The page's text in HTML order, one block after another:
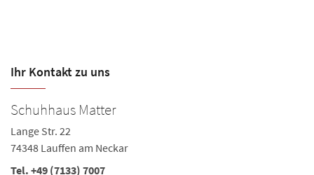
Ihr Kontakt zu uns
Schuhhaus Matter
Lange Str. 22
74348 Lauffen am Neckar
Tel. +49 (7133) 7007